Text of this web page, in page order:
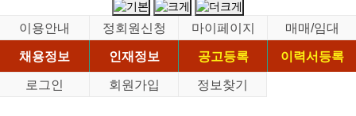
이용안내 정회원신청 마이페이지
매매/임대
채용정보
인재정보 공고등록
이력서등록
로그인
회원가입 정보찾기